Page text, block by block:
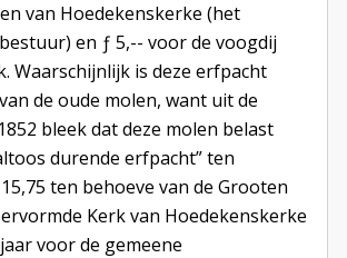
van Hoedekenskerke (het
en ƒ 5,-- voor de voogdij
Waarschijnlijk is deze erfpacht
de oude molen, want uit de
bleek dat deze molen belast
durende erfpacht” ten
ten behoeve van de Grooten
Kerk van Hoedekenskerke
voor de gemeene